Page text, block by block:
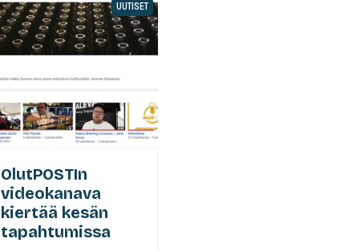
UUTISET
OlutPOSTIn
videokanava
kiertää kesän
tapahtumissa